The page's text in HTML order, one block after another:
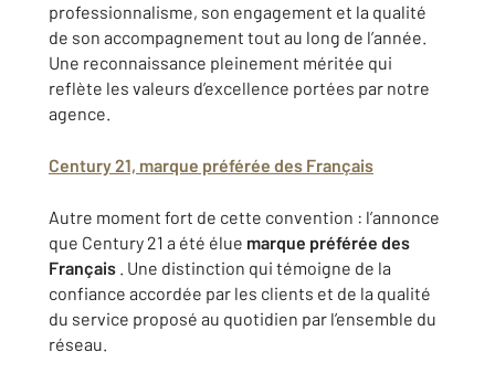
professionnalisme, son engagement et la qualité
de son accompagnement tout au long de l’année.
Une reconnaissance pleinement méritée qui
reflète les valeurs d’excellence portées par notre
agence.
Century 21, marque préférée des Français
Autre moment fort de cette convention : l’annonce
que Century 21 a été élue marque préférée des
Français . Une distinction qui témoigne de la
confiance accordée par les clients et de la qualité
du service proposé au quotidien par l’ensemble du
réseau.